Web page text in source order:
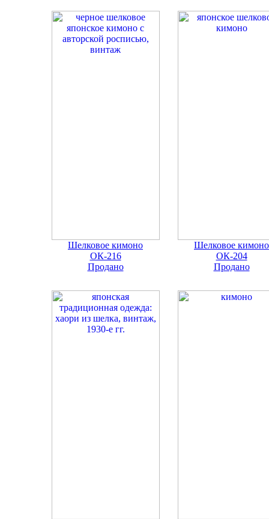
Шелковое кимоно
ОК-216
Продано
Шелковое кимоно
ОК-204
Продано